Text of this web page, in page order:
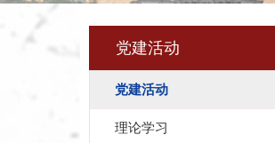
党建活动
党建活动
理论学习